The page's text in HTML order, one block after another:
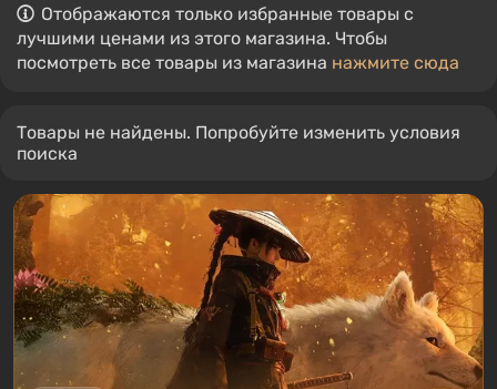
Отображаются только избранные товары с
лучшими ценами из этого магазина. Чтобы
посмотреть все товары из магазина нажмите сюда
Товары не найдены. Попробуйте изменить условия
поиска